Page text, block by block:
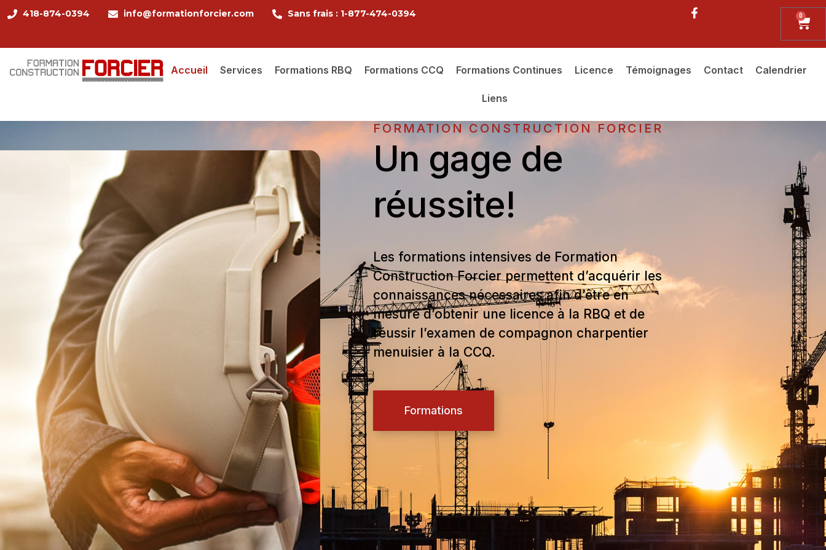
418-874-0394 info@formationforcier.com Sans frais : 1-877-474-0394 0
Accueil Services Formations RBQ Formations CCQ Formations Continues Licence Témoignages Contact Calendrier
Liens
FORMATION CONSTRUCTION FORCIER
Un gage de
réussite!
Les formations intensives de Formation
Construction Forcier permettent d’acquérir les
connaissances nécessaires afin d’être en
mesure d’obtenir une licence à la RBQ et de
réussir l’examen de compagnon charpentier
menuisier à la CCQ.
Formations